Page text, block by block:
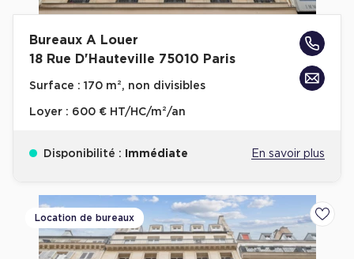
Bureaux A Louer
18 Rue D'Hauteville 75010 Paris
Surface : 170 m², non divisibles
Loyer : 600 € HT/HC/m²/an
Disponibilité : Immédiate En savoir plus
Location de bureaux